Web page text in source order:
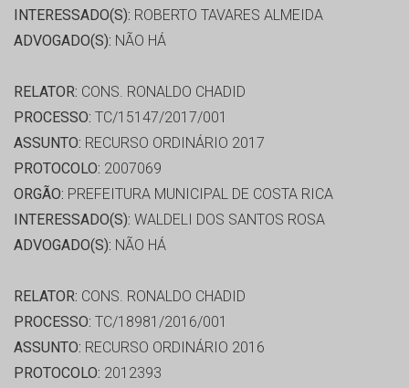
INTERESSADO(S): ROBERTO TAVARES ALMEIDA
ADVOGADO(S): NÃO HÁ
RELATOR: CONS. RONALDO CHADID
PROCESSO: TC/15147/2017/001
ASSUNTO: RECURSO ORDINÁRIO 2017
PROTOCOLO: 2007069
ORGÃO: PREFEITURA MUNICIPAL DE COSTA RICA
INTERESSADO(S): WALDELI DOS SANTOS ROSA
ADVOGADO(S): NÃO HÁ
RELATOR: CONS. RONALDO CHADID
PROCESSO: TC/18981/2016/001
ASSUNTO: RECURSO ORDINÁRIO 2016
PROTOCOLO: 2012393